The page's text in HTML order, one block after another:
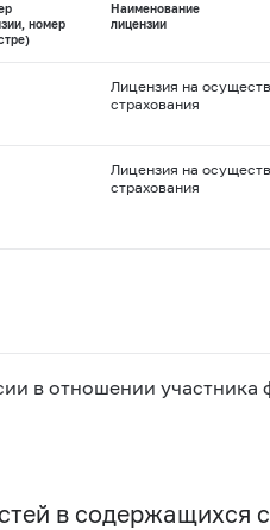
номер
Наименование
лицензии
Лицензия на
страхования
Лицензия на
страхования
в отношении участника
в